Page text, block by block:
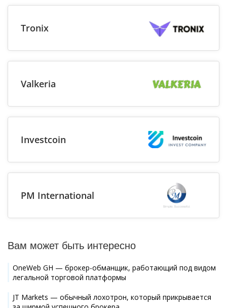
Tronix
Valkeria
Investcoin
PM International
Вам может быть интересно
OneWeb GH — брокер-обманщик, работающий под видом
легальной торговой платформы
JT Markets — обычный лохотрон, который прикрывается